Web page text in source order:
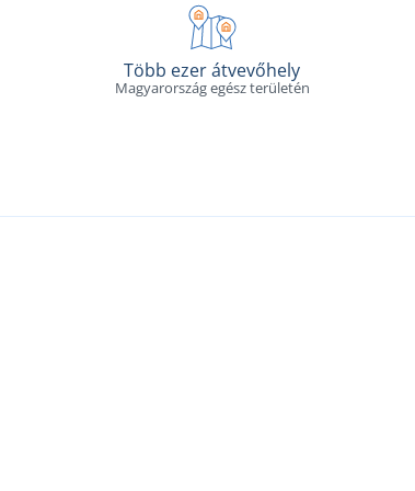
Több ezer átvevőhely
Magyarország egész területén